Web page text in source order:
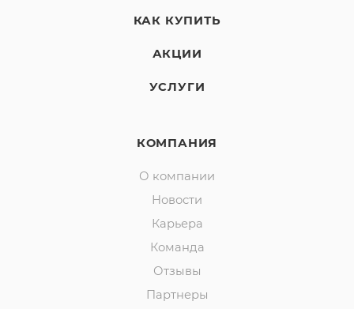
КАК КУПИТЬ
АКЦИИ
УСЛУГИ
КОМПАНИЯ
О компании
Новости
Карьера
Команда
Отзывы
Партнеры